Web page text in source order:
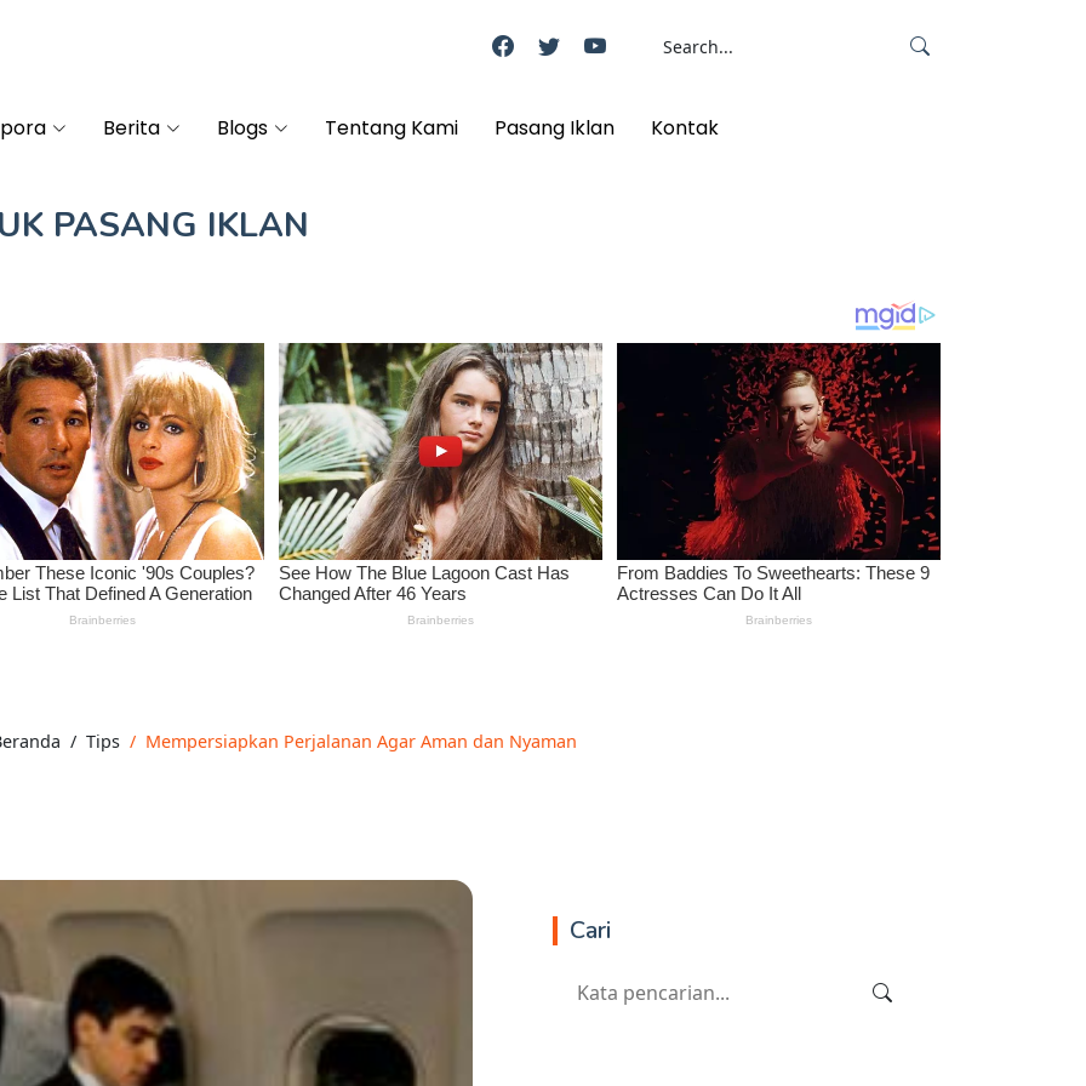
Berita Blogs Tentang Kami Pasang Iklan Kontak
PASANG IKLAN
Tips Mempersiapkan Perjalanan Agar Aman dan Nyaman
Cari